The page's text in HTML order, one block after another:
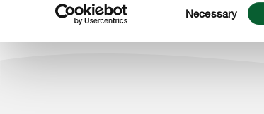
Selection
Necessary
COMPOProdukty Ochrona roślin i domu